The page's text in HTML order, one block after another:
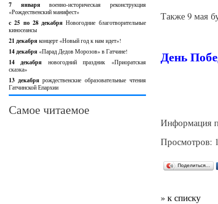
7 январявоенно-историческая реконструкция
«Рождественский манифест»
c 25 по 28 декабряНовогодние благотворительные
киносеансы
21 декабря концерт «Новый год к нам идет»!
14 декабря «Парад Дедов Морозов» в Гатчине!
14 декабря новогодний праздник «Приоратская
сказка»
13 декабрярождественские образовательные чтения
Гатчинской Епархии
Самое читаемое
Также 9 мая
День
Информация
Просмотров:
Поделиться…
» к списку